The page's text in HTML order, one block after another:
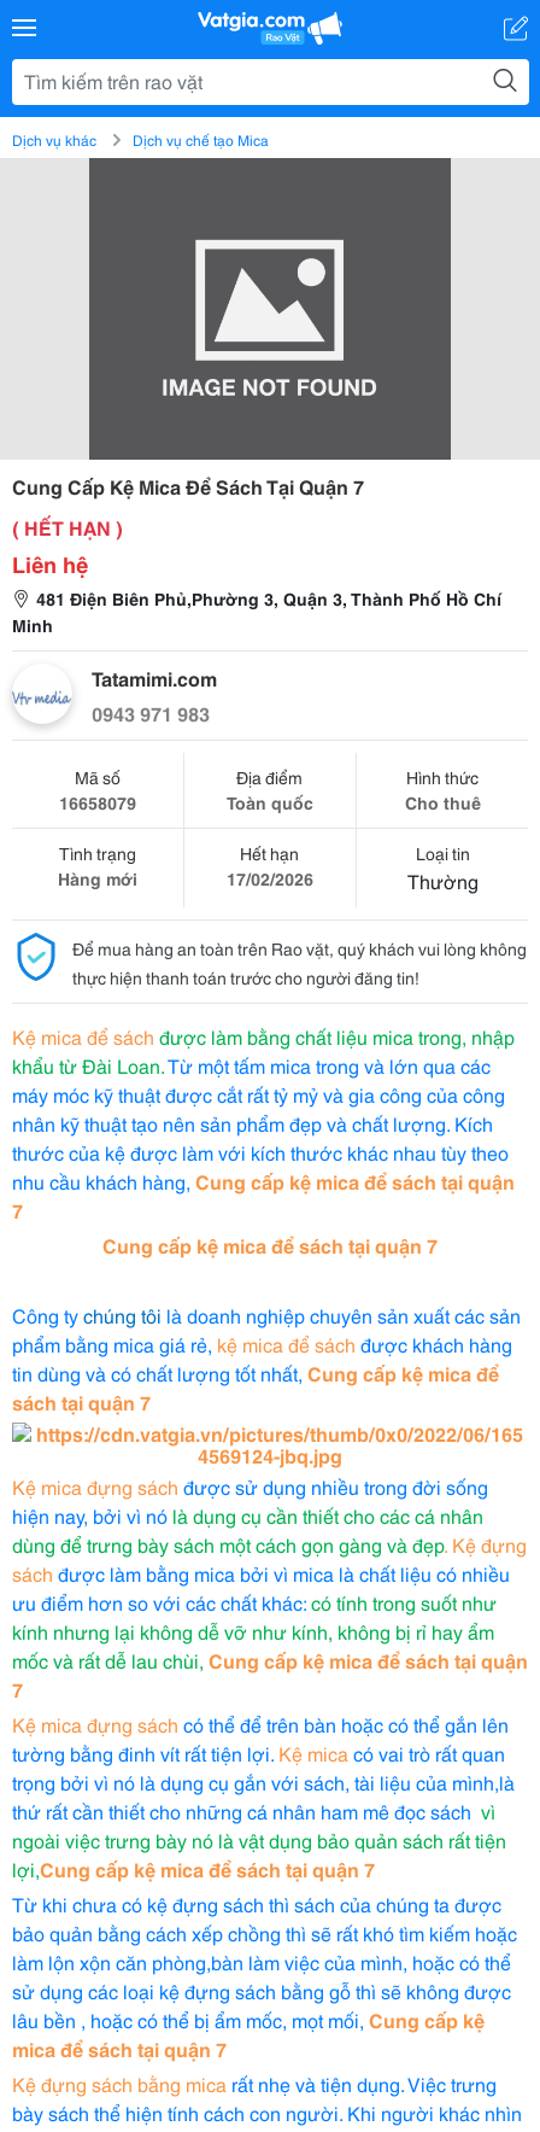
Dịch vụ khác Dịch vụ chế tạo Mica
Cung Cấp Kệ Mica Để Sách Tại Quận 7
( HẾT HẠN )
Liên hệ
481 Điện Biên Phủ,Phường 3, Quận 3, Thành Phố Hồ Chí
Minh
Tatamimi.com
0943 971 983
Mã số
16658079
Địa điểm
Toàn quốc
Hình thức
Cho thuê
Tình trạng
Hàng mới
Hết hạn
17/02/2026
Loại tin
Thường
Để mua hàng an toàn trên Rao vặt, quý khách vui lòng không
thực hiện thanh toán trước cho người đăng tin!
Kệ mica để sách được làm bằng chất liệu mica trong, nhập
khẩu từ Đài Loan.Từ một tấm mica trong và lớn qua các
máy móc kỹ thuật được cắt rất tỷ mỷ và gia công của công
nhân kỹ thuật tạo nên sản phẩm đẹp và chất lượng. Kích
thước của kệ được làm với kích thước khác nhau tùy theo
nhu cầu khách hàng, Cung cấp kệ mica để sách tại quận
7
Cung cấp kệ mica để sách tại quận 7
Công tychúng tôi là doanh nghiệp chuyên sản xuất các sản
phẩm bằng mica giá rẻ, kệ mica để sách được khách hàng
tin dùng và có chất lượng tốt nhất, Cung cấp kệ mica để
sách tại quận 7
Kệ mica đựng sách được sử dụng nhiều trong đời sống
hiện nay, bởi vì nó là dụng cụ cần thiết cho các cá nhân
dùng để trưng bày sách một cách gọn gàng và đẹp. Kệ đựng
sách được làm bằng mica bởi vì mica là chất liệu có nhiều
ưu điểm hơn so với các chất khác:có tính trong suốt như
kính nhưng lại không dễ vỡ như kính, không bị rỉ hay ẩm
mốc và rất dễ lau chùi, Cung cấp kệ mica để sách tại quận
7
Kệ mica đựng sách có thể để trên bàn hoặc có thể gắn lên
tường bằng đinh vít rất tiện lợi. Kệ mica có vai trò rất quan
trọng bởi vì nó là dụng cụ gắn với sách, tài liệu của mình,là
thứ rất cần thiết cho những cá nhân ham mê đọc sách vì
ngoài việc trưng bày nó là vật dụng bảo quản sách rất tiện
lợi,Cung cấp kệ mica để sách tại quận 7
Từ khi chưa có kệ đựng sách thì sách của chúng ta được
bảo quản bằng cách xếp chồng thì sẽ rất khó tìm kiếm hoặc
làm lộn xộn căn phòng,bàn làm việc của mình, hoặc có thể
sử dụng các loại kệ đựng sách bằng gỗ thì sẽ không được
lâu bền , hoặc có thể bị ẩm mốc, mọt mối, Cung cấp kệ
mica để sách tại quận 7
Kệ đựng sách bằng mica rất nhẹ và tiện dụng. Việc trưng
bày sách thể hiện tính cách con người. Khi người khác nhìn